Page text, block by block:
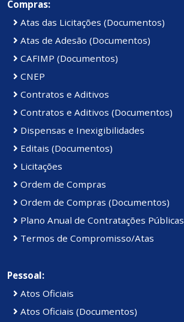
Compras:
Atas das Licitações (Documentos)
Atas de Adesão (Documentos)
CAFIMP (Documentos)
CNEP
Contratos e Aditivos
Contratos e Aditivos (Documentos)
Dispensas e Inexigibilidades
Editais (Documentos)
Licitações
Ordem de Compras
Ordem de Compras (Documentos)
Plano Anual de Contratações Públicas
Termos de Compromisso/Atas
Pessoal:
Atos Oficiais
Atos Oficiais (Documentos)